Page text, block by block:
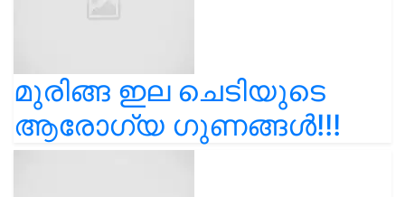
മുരിങ്ങ ഇല ചെടിയുടെ
ആരോഗ്യ ഗുണങ്ങൾ!!!